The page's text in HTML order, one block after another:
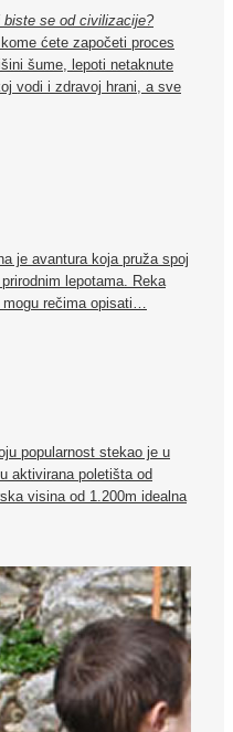
biste se od civilizacije?
ćete započeti proces
šume, lepoti netaknute
vodi i zdravoj hrani, a sve
je avantura koja pruža spoj
lepotama. Reka
rečima opisati…
popularnost stekao je u
aktivirana poletišta od
visina od 1.200m idealna